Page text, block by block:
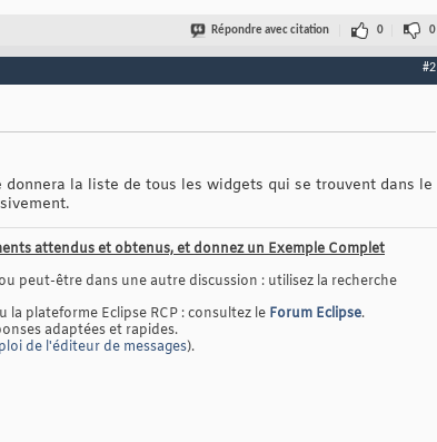
Répondre avec citation 0 0
#2
la liste de tous les widgets qui se trouvent dans le
attendus et obtenus, et donnez un Exemple Complet
peut-être dans une autre discussion : utilisez la recherche
la plateforme Eclipse RCP : consultez le Forum Eclipse.
adaptées et rapides.
de l'éditeur de messages).